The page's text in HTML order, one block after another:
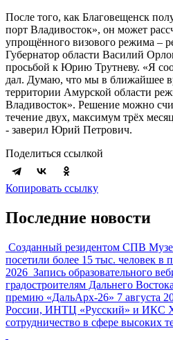
После того, как Благовещенск
порт Владивосток», он может
упрощённого визового режима –
Губернатор области Василий
просьбой к Юрию Трутневу. «Я
дал. Думаю, что мы в ближайшее
территории Амурской области
Владивосток». Решение можно
течение двух, максимум трёх
- заверил Юрий Петрович.
Поделиться ссылкой
Копировать ссылку
Последние новости
Созданный резидентом СПВ
посетили более 15 тыс. человек в
2026 Запись образовательного
градостроителям Дальнего
премию «ДальАрх-26» 7 августа
России, ИНТЦ «Русский» и ИКС
сотрудничество в сфере высоких